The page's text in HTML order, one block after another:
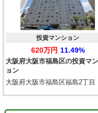
大阪府大阪市福島区の投資マ
ョン
投資マンション
620万円 11.49%
大阪府大阪市福島区福島2丁目